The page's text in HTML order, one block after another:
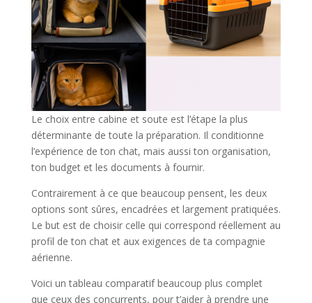
Le choix entre cabine et soute est l’étape la plus
déterminante de toute la préparation. Il conditionne
l’expérience de ton chat, mais aussi ton organisation,
ton budget et les documents à fournir.
Contrairement à ce que beaucoup pensent, les deux
options sont sûres, encadrées et largement pratiquées.
Le but est de choisir celle qui correspond réellement au
profil de ton chat et aux exigences de ta compagnie
aérienne.
Voici un tableau comparatif beaucoup plus complet
que ceux des concurrents, pour t’aider à prendre une